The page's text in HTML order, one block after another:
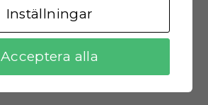
Inställningar
Acceptera alla